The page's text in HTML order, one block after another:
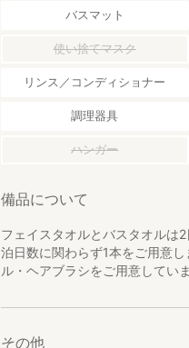
せん。2歳未満のお子様用のお
□アメニティについて
タオル類と歯ブラシをお部屋に
（例：1〜2泊1枚、3泊〜4泊2
用意します。
※あらかじめセットしているタ
チェックインは、白石「道」の
受付時間 15:00~
※タブレットを用いた無人チェ
い。
バスマット
使い捨てマスク
リンス／コンディショナー
調理器具
ハンガー
備品について
フェイスタオルとバスタオルは
泊日数に関わらず1本をご用意
ル・ヘアブラシをご用意していま
その他